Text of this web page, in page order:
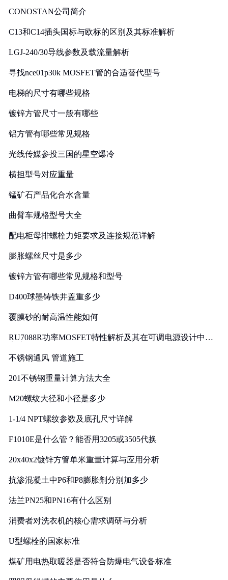
CONOSTAN公司简介
C13和C14插头国标与欧标的区别及其标准解析
LGJ-240/30导线参数及载流量解析
寻找nce01p30k MOSFET管的合适替代型号
电梯的尺寸有哪些规格
镀锌方管尺寸一般有哪些
铝方管有哪些常见规格
光线传媒参投三国的星空爆冷
横担型号对应重量
锰矿石产品化合水含量
曲臂车规格型号大全
配电柜母排螺栓力矩要求及连接规范详解
膨胀螺丝尺寸是多少
镀锌方管有哪些常见规格和型号
D400球墨铸铁井盖重多少
覆膜砂的耐高温性能如何
RU7088R功率MOSFET特性解析及其在可调电源设计中的
不锈钢通风 管道施工
201不锈钢重量计算方法大全
M20螺纹大径和小径是多少
1-1/4 NPT螺纹参数及底孔尺寸详解
F1010E是什么管？能否用3205或3505代换
20x40x2镀锌方管单米重量计算与应用分析
抗渗混凝土中P6和P8膨胀剂分别加多少
法兰PN25和PN16有什么区别
消费者对洗衣机的核心需求调研与分析
U型螺栓的国家标准
煤矿用电热取暖器是否符合防爆电气设备标准